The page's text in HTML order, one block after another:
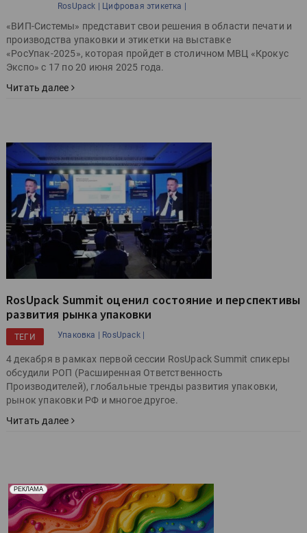
RosUpack | Цифровая этикетка |
«ВИП-Системы» представит свои решения в области печати и
производства упаковки и этикетки на выставке
«РосУпак-2025», которая пройдет в столичном МВЦ «Крокус
Экспо» с 17 по 20 июня 2025 года.
Читать далее
RosUpack Summit оценил состояние и перспективы
развития рынка упаковки
ТЕГИ Упаковка | RosUpack |
4 декабря в рамках первой сессии RosUpack Summit спикеры
обсудили РОП (Расширенная Ответственность
Производителей), глобальные тренды развития упаковки,
рынок упаковки РФ и многое другое.
Читать далее
РЕКЛАМА
Реклама. Рекламодатель ООО "Передовые Системы
Печати" erid: 2SDnjd2d4Qz